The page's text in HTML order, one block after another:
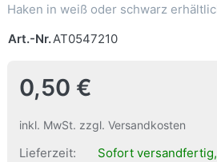
Haken in weiß oder schwarz
Art.-Nr.AT0547210
0,50 €
inkl. MwSt. zzgl. Versandkosten
Lieferzeit:
Sofort